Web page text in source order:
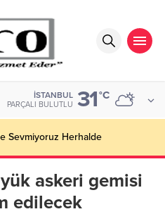
İSTANBUL
PARÇALI BULUTLU 31°C
Sevmiyoruz Herhalde
askeri gemisi
edilecek